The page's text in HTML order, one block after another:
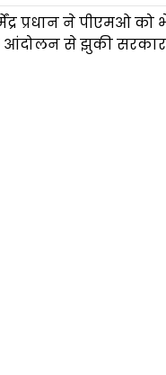
प्रधान ने पीएमओ को
से झुकी